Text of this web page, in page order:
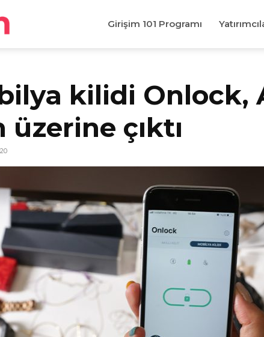
egirişim Girişim 101 Programı
kilidi Onlock,
çıktı